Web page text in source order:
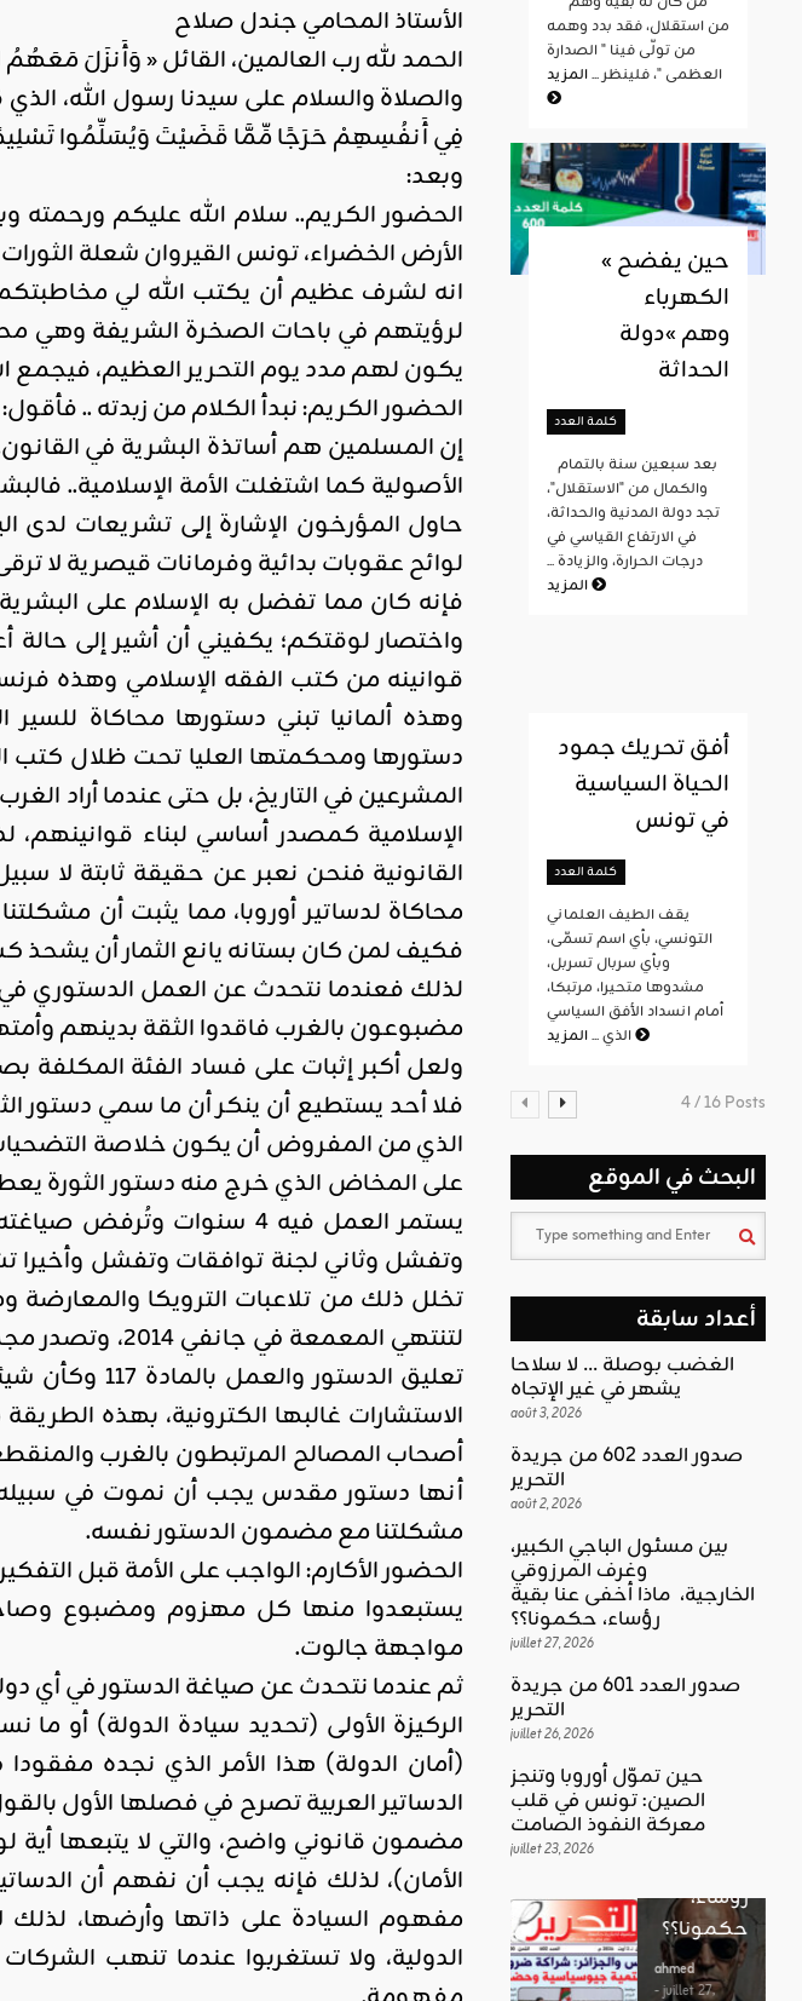
الأستاذ المحامي جندل صلاح
الحمد لله رب العالمين، القائل « وَأَنزَلَ
والصلاة والسلام على سيدنا رسول الله،
فِي أَنفُسِهِمْ حَرَجًا مِّمَّا قَضَيْتَ وَيُسَلِّمُوا
وبعد:
الحضور الكريم.. سلام الله عليكم ورحمته
الأرض الخضراء، تونس القيروان شعلة
انه لشرف عظيم أن يكتب الله لي
لرؤيتهم في باحات الصخرة الشريفة وهي
يكون لهم مدد يوم التحرير العظيم، فيجمع
الحضور الكريم: نبدأ الكلام من زبدته .. فأقول:
إن المسلمين هم أساتذة البشرية في
الأصولية كما اشتغلت الأمة الإسلامية..
حاول المؤرخون الإشارة إلى تشريعات لدى
لوائح عقوبات بدائية وفرمانات قيصرية لا
فإنه كان مما تفضل به الإسلام على
واختصار لوقتكم؛ يكفيني أن أشير إلى حالة
قوانينه من كتب الفقه الإسلامي وهذه
وهذه ألمانيا تبني دستورها محاكاة
دستورها ومحكمتها العليا تحت ظلال كتب
المشرعين في التاريخ، بل حتى عندما أراد
الإسلامية كمصدر أساسي لبناء
القانونية فنحن نعبر عن حقيقة ثابتة لا
محاكاة لدساتير أوروبا، مما يثبت أن
فكيف لمن كان بستانه يانع الثمار أن يشحذ
لذلك فعندما نتحدث عن العمل الدستوري
مضبوعون بالغرب فاقدوا الثقة بدينهم
ولعل أكبر إثبات على فساد الفئة المكلفة
الذي من المفروض أن يكون خلاصة
على المخاض الذي خرج منه دستور الثورة
يستمر العمل فيه 4 سنوات
وتفشل وثاني لجنة توافقات وتفشل وأخيرا
تخلل ذلك من تلاعبات الترويكا
لتنتهي
تعليق
الاستشارات غالبها الكترونية، بهذه
أصحاب المصالح المرتبطون بالغرب
أنها دستور مقدس يجب أن نموت في
مشكلتنا مع مضمون الدستور نفسه.
الحضور الأكارم: الواجب على الأمة قبل
يستبعدوا منها كل مهزوم ومضبوع
مواجهة جالوت.
ثم عندما نتحدث عن صياغة الدستور في أي
الركيزة الأولى (تحديد سيادة الدولة) أو
(أمان الدولة) هذا الأمر الذي نجده
الدساتير العربية تصرح في فصلها الأول
مضمون قانوني واضح، والتي لا يتبعها أية
الأمان)، لذلك فإنه يجب أن نفهم أن
مفهوم السيادة على ذاتها وأرضها،
الدولية، ولا تستغربوا عندما تنهب
من استقلال، فقد بدد وهمه
من تولّى فينا " الصدارة
العظمى "، فلينظر ...المزيد
« حين يفضح
الكهرباء
وهم »دولة
الحداثة
كلمة العدد
والكمال من "الاستقلال"،
تجد دولة المدنية والحداثة،
في الارتفاع القياسي في
درجات الحرارة، والزيادة ...
المزيد
أفق تحريك جمود
الحياة السياسية
في تونس
كلمة العدد
يقف الطيف العلماني
التونسي، بأي اسم تسمّى،
وبأي سربال تسربل،
مشدوها متحيرا، مرتبكا،
أمام انسداد الأفق السياسي
الذي ...المزيد
4 / 16 Posts
البحث في الموقع
أعداد سابقة
الغضب بوصلة … لا سلاحا
يشهر في غير الإتجاه
août 3, 2026
صدور العدد 602 من جريدة
التحرير
août 2, 2026
بين مسئول الباجي الكبير،
وغرف المرزوقي
الخارجية، ماذا أخفى عنا بقية
رؤساء، حكمونا؟؟
juillet 27, 2026
صدور العدد 601 من جريدة
التحرير
juillet 26, 2026
حين تموّل أوروبا وتنجز
الصين: تونس في قلب
معركة النفوذ الصامت
juillet 23, 2026
اقليمي ودولي
حين تموّل
أوروبا
وتنجز
الصين:
تونس في
قلب
معركة
النفوذ
الصامت
ahmed
- juillet 23,
2026
اقليمي ودولي
الغضب
بوصلة …
لا سلاحا
يشهر في
غير الإتجاه
- août 3, 2026
بين
الباجي
المرزوقي
الخارجية،
ماذا أخفى
رؤساء،
حكمونا؟؟
ahmed
- juillet 27,